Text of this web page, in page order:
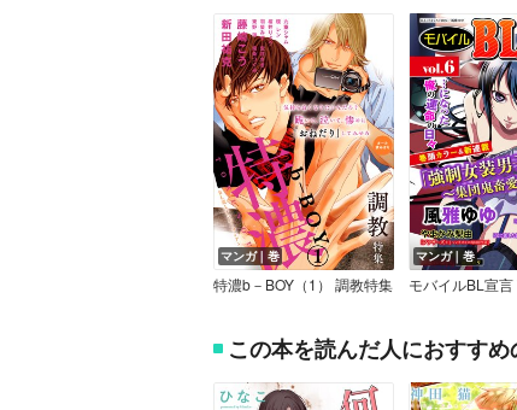
マンガ｜巻
特濃b－BOY（1） 調教特集
マンガ｜巻
モバイルBL宣言
この本を読んだ人におすすめ